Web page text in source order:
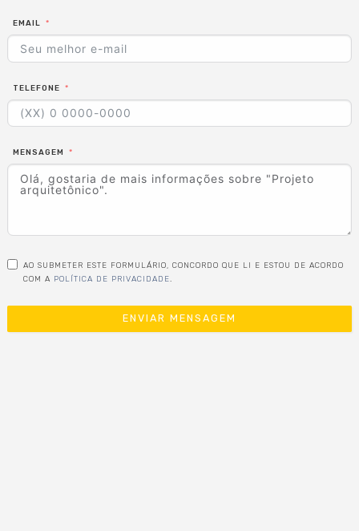
EMAIL
TELEFONE
MENSAGEM
AO SUBMETER ESTE FORMULÁRIO, CONCORDO QUE LI E ESTOU DE ACORDO
COM A POLÍTICA DE PRIVACIDADE
ENVIAR MENSAGEM